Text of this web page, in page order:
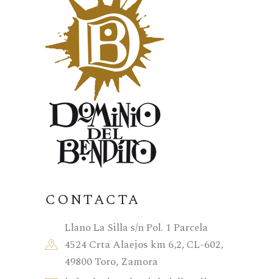
CONTACTA
Llano La Silla s/n Pol. 1 Parcela
4524 Crta Alaejos km 6,2, CL-602,
49800 Toro, Zamora